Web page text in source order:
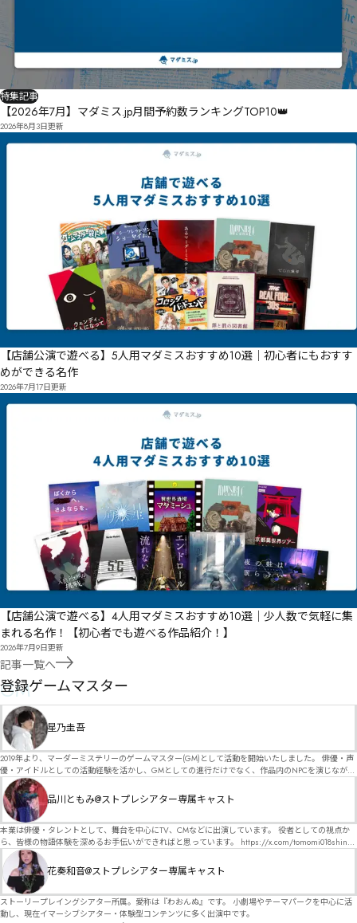
特集記事
【2026年7月】マダミス.jp月間予約数ランキングTOP10👑
2026年8月3日更新
【店舗公演で遊べる】5人用マダミスおすすめ10選｜初心者にもおすす
めができる名作
2026年7月17日更新
【店舗公演で遊べる】4人用マダミスおすすめ10選｜少人数で気軽に集
まれる名作！【初心者でも遊べる作品紹介！】
2026年7月9日更新
記事一覧へ
GM
登録ゲームマスター
星乃圭吾
2019年より、マーダーミステリーのゲームマスター(GM)として活動を開始いたしました。 俳優・声
優・アイドルとしての活動経験を活かし、GMとしての進行だけでなく、作品内のNPCを演じなが
ら、お客様に物語の世界へ入り込んでいただくような演出・サービスを得意としています。 自分自
身でも作品制作を行っているので、作家さんが作品に込めた想いや意図を大切にしながら、その作
品の魅力をお客様に届けられるような公演を心がけています。 参加してくださる皆様がどんなエン
ディングを迎えるのか、どんな物語が生まれるのかを想像しながら、公演を進めていく時間が本当
に大好きです！ 対応可能作品は、オフライン（対面）作品のみとなります。 得意分野をひとつ挙げ
るなら恋愛もの（恋愛要素を含むシナリオ）ですが、ファンタジー、デスゲーム、青春ものなど、
ジャンルを問わず幅広く対応可能です！お任せください！ 《所属団体・店舗》 ★ Lanbelysma -ラン
ビリズマ- (代表・制作・GM) ★ ストーリープレイングシアター (GM) ★ フィネガンズ ウェイク
(GM)
品川ともみ@ストプレシアター専属キャスト
本業は俳優・タレントとして、舞台を中心にTV、CMなどに出演しています。 役者としての視点か
ら、皆様の物語体験を深めるお手伝いができればと思っています。 https://x.com/tomomi018shin?
s=11 活動内容はSNSにて投稿しています。 SPT所属。 ストーリープレイングシアター「星詠みの
標」にてGMデビュー。 ボードゲーム×体感型演劇 イマーシブカフェ「コアクト」(不定期開催)出
演中。
花奏和音@ストプレシアター専属キャスト
ストーリープレイングシアター所属。愛称は『わおんぬ』です。 小劇場やテーマパークを中心に活
動し、現在イマーシブシアター・体験型コンテンツに多く出演中です。